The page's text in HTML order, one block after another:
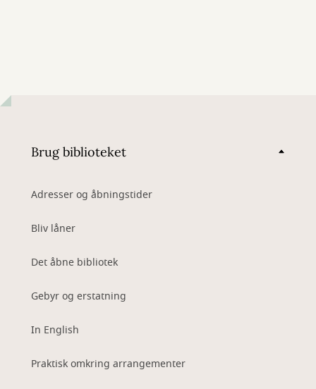
Brug biblioteket
Adresser og åbningstider
Bliv låner
Det åbne bibliotek
Gebyr og erstatning
In English
Praktisk omkring arrangementer